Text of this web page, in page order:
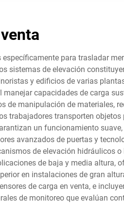
para trasladar
sistemas de elevación
y edificios de varias
capacidades de carga
manipulación de materiales,
trabajadores transporten objetos
un funcionamiento
avanzados de puertas y
de elevación hidráulicos o
de baja y media altura,
en instalaciones de gran
de carga en venta, e
de monitoreo que evalúan